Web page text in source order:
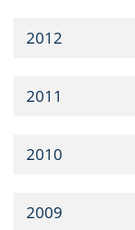
2012
2011
2010
2009